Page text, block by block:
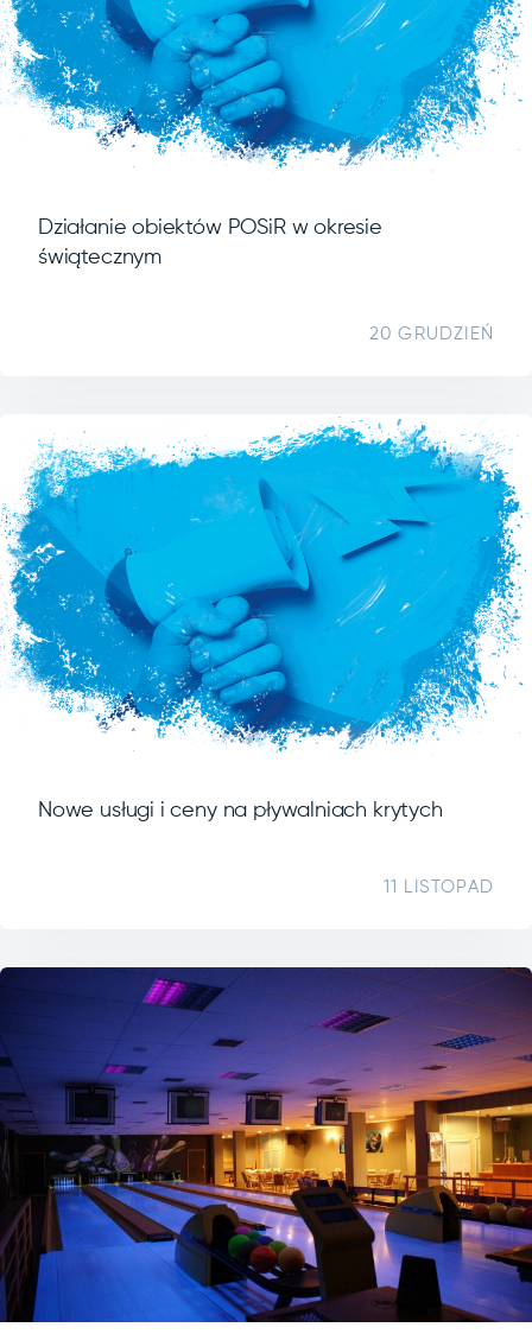
Działanie obiektów POSiR w okresie
świątecznym
20 GRUDZIEŃ
Nowe usługi i ceny na pływalniach krytych
11 LISTOPAD